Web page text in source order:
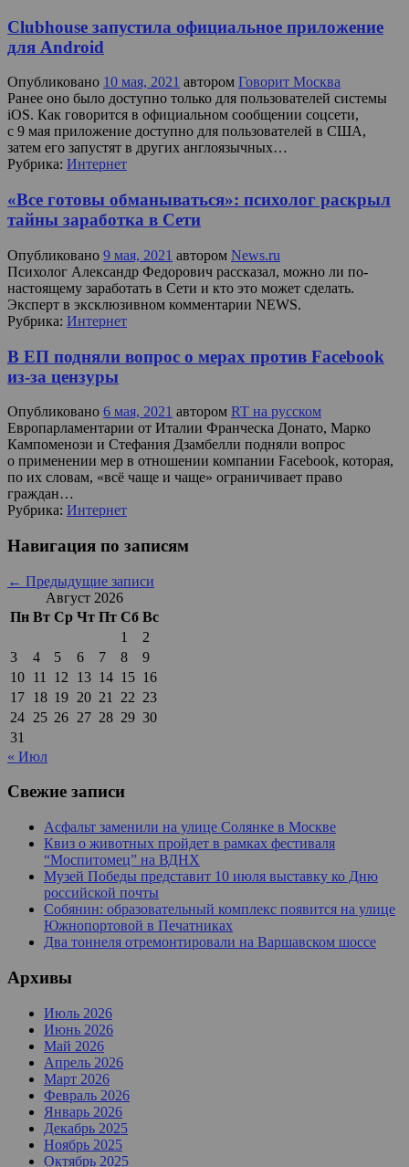
Clubhouse запустила официальное приложение
для Android
Опубликовано 10 мая, 2021 автором Говорит Москва
Ранее оно было доступно только для пользователей системы
iOS. Как говорится в официальном сообщении соцсети,
с 9 мая приложение доступно для пользователей в США,
затем его запустят в других англоязычных…
Рубрика: Интернет
«Все готовы обманываться»: психолог раскрыл
тайны заработка в Сети
Опубликовано 9 мая, 2021 автором News.ru
Психолог Александр Федорович рассказал, можно ли по-
настоящему заработать в Сети и кто это может сделать.
Эксперт в эксклюзивном комментарии NEWS.
Рубрика: Интернет
В ЕП подняли вопрос о мерах против Facebook
из-за цензуры
Опубликовано 6 мая, 2021 автором RT на русском
Европарламентарии от Италии Франческа Донато, Марко
Кампоменози и Стефания Дзамбелли подняли вопрос
о применении мер в отношении компании Facebook, которая,
по их словам, «всё чаще и чаще» ограничивает право
граждан…
Рубрика: Интернет
Навигация по записям
← Предыдущие записи
Август 2026
Пн Вт Ср Чт Пт Сб Вс
1
2
3
4 5 6 7 8
9
10 11 12 13 14 15 16
17 18 19 20 21 22 23
24 25 26 27 28 29 30
31
« Июл
Свежие записи
Асфальт заменили на улице Солянке в Москве
Квиз о животных пройдет в рамках фестиваля
“Моспитомец” на ВДНХ
Музей Победы представит 10 июля выставку ко Дню
российской почты
Собянин: образовательный комплекс появится на улице
Южнопортовой в Печатниках
Два тоннеля отремонтировали на Варшавском шоссе
Архивы
Июль 2026
Июнь 2026
Май 2026
Апрель 2026
Март 2026
Февраль 2026
Январь 2026
Декабрь 2025
Ноябрь 2025
Октябрь 2025